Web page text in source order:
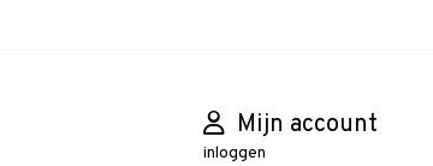
Mijn account
inloggen